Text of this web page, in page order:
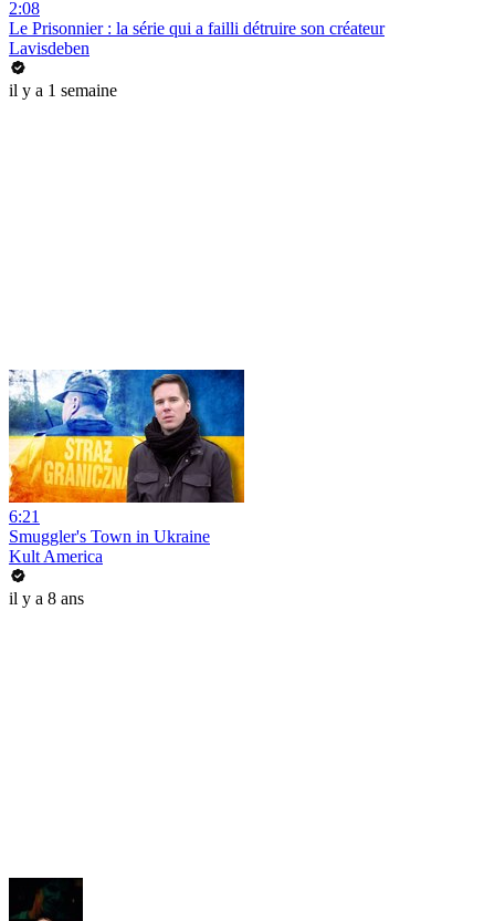
2:08
Le Prisonnier : la série qui a failli détruire son créateur
Lavisdeben
il y a 1 semaine
6:21
Smuggler's Town in Ukraine
Kult America
il y a 8 ans